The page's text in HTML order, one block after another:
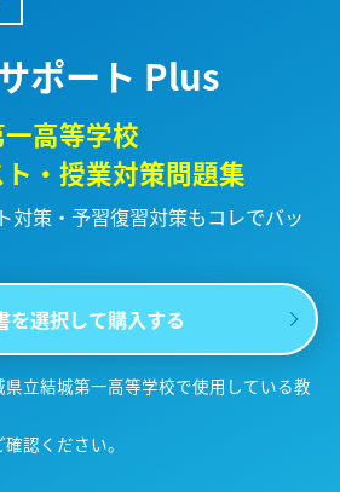
ポート Plus
高等学校
・授業対策問題集
対策・予習復習対策もコレでバッ
を選択して購入する
立結城第一高等学校で使用している教
認ください。